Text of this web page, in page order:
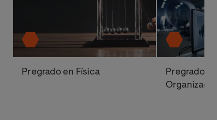
Pregrado en Física
Pregrado